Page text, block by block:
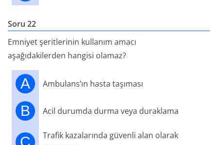
Soru 22
Emniyet şeritlerinin kullanım amacı
aşağıdakilerden hangisi olamaz?
A Ambulans’ın hasta taşıması
B Acil durumda durma veya duraklama
Trafik kazalarında güvenli alan olarak